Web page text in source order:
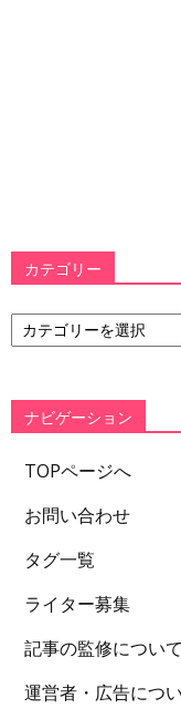
カテゴリー
カ
テ
ー
ナビゲーション
TOPページへ
お問い合わせ
タグ一覧
ライター募集
記事の監修について
運営者・広告につ